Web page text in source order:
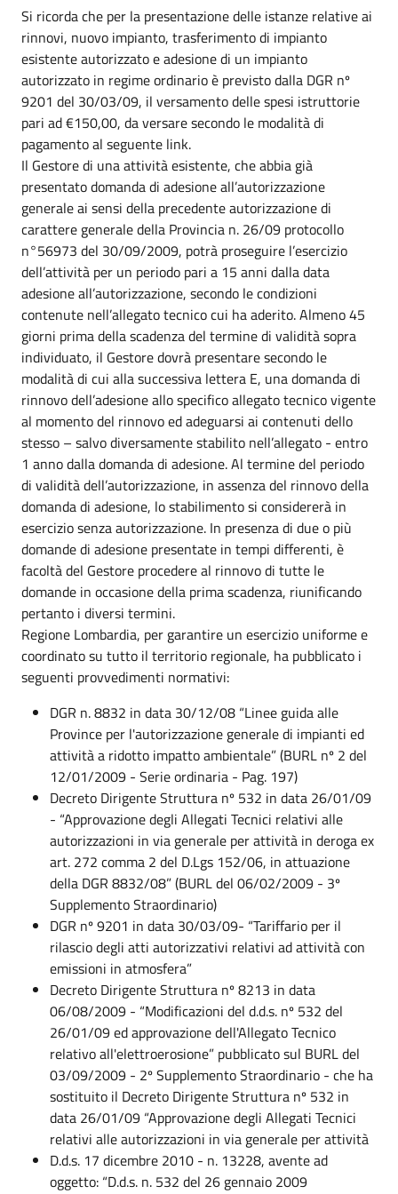
Si ricorda che per la presentazione delle istanze relative ai
rinnovi, nuovo impianto, trasferimento di impianto
esistente autorizzato e adesione di un impianto
autorizzato in regime ordinario è previsto dalla DGR nº
9201 del 30/03/09, il versamento delle spesi istruttorie
pari ad €150,00, da versare secondo le modalità di
pagamento al seguente link.
Il Gestore di una attività esistente, che abbia già
presentato domanda di adesione all’autorizzazione
generale ai sensi della precedente autorizzazione di
carattere generale della Provincia n. 26/09 protocollo
n°56973 del 30/09/2009, potrà proseguire l’esercizio
dell’attività per un periodo pari a 15 anni dalla data
adesione all’autorizzazione, secondo le condizioni
contenute nell’allegato tecnico cui ha aderito. Almeno 45
giorni prima della scadenza del termine di validità sopra
individuato, il Gestore dovrà presentare secondo le
modalità di cui alla successiva lettera E, una domanda di
rinnovo dell’adesione allo specifico allegato tecnico vigente
al momento del rinnovo ed adeguarsi ai contenuti dello
stesso – salvo diversamente stabilito nell’allegato - entro
1 anno dalla domanda di adesione. Al termine del periodo
di validità dell’autorizzazione, in assenza del rinnovo della
domanda di adesione, lo stabilimento si considererà in
esercizio senza autorizzazione. In presenza di due o più
domande di adesione presentate in tempi differenti, è
facoltà del Gestore procedere al rinnovo di tutte le
domande in occasione della prima scadenza, riunificando
pertanto i diversi termini.
Regione Lombardia, per garantire un esercizio uniforme e
coordinato su tutto il territorio regionale, ha pubblicato i
seguenti provvedimenti normativi:
DGR n. 8832 in data 30/12/08 “Linee guida alle
Province per l'autorizzazione generale di impianti ed
attività a ridotto impatto ambientale” (BURL nº 2 del
12/01/2009 - Serie ordinaria - Pag. 197)
Decreto Dirigente Struttura nº 532 in data 26/01/09
- “Approvazione degli Allegati Tecnici relativi alle
autorizzazioni in via generale per attività in deroga ex
art. 272 comma 2 del D.Lgs 152/06, in attuazione
della DGR 8832/08” (BURL del 06/02/2009 - 3º
Supplemento Straordinario)
DGR nº 9201 in data 30/03/09- “Tariffario per il
rilascio degli atti autorizzativi relativi ad attività con
emissioni in atmosfera”
Decreto Dirigente Struttura nº 8213 in data
06/08/2009 - “Modificazioni del d.d.s. nº 532 del
26/01/09 ed approvazione dell'Allegato Tecnico
relativo all'elettroerosione” pubblicato sul BURL del
03/09/2009 - 2º Supplemento Straordinario - che ha
sostituito il Decreto Dirigente Struttura nº 532 in
data 26/01/09 “Approvazione degli Allegati Tecnici
relativi alle autorizzazioni in via generale per attività
D.d.s. 17 dicembre 2010 - n. 13228, avente ad
oggetto: “D.d.s. n. 532 del 26 gennaio 2009